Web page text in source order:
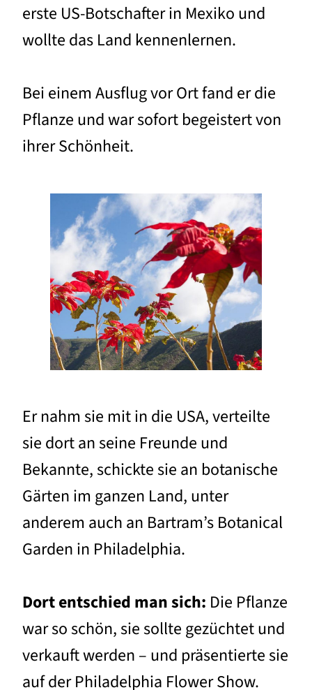
erste US-Botschafter in Mexiko und
wollte das Land kennenlernen.
Bei einem Ausflug vor Ort fand er die
Pflanze und war sofort begeistert von
ihrer Schönheit.
Er nahm sie mit in die USA, verteilte
sie dort an seine Freunde und
Bekannte, schickte sie an botanische
Gärten im ganzen Land, unter
anderem auch an Bartram’s Botanical
Garden in Philadelphia.
Dort entschied man sich: Die Pflanze
war so schön, sie sollte gezüchtet und
verkauft werden – und präsentierte sie
auf der Philadelphia Flower Show.